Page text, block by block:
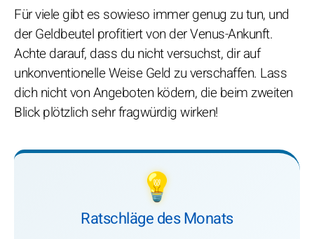
Für viele gibt es sowieso immer genug zu tun, und
der Geldbeutel profitiert von der Venus-Ankunft.
Achte darauf, dass du nicht versuchst, dir auf
unkonventionelle Weise Geld zu verschaffen. Lass
dich nicht von Angeboten ködern, die beim zweiten
Blick plötzlich sehr fragwürdig wirken!
💡
Ratschläge des Monats